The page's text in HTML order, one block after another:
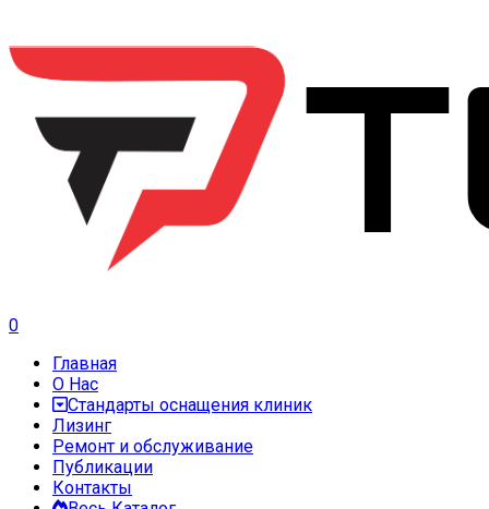
0
Главная
О Нас
Стандарты оснащения клиник
Лизинг
Ремонт и обслуживание
Публикации
Контакты